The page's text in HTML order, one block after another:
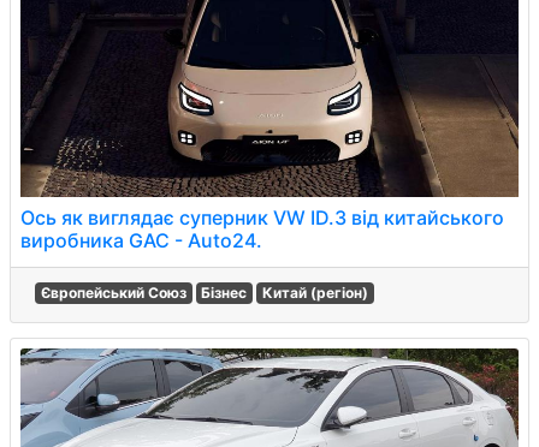
Ось як виглядає суперник VW ID.3 від китайського
виробника GAC - Auto24.
Європейський Союз Бізнес Китай (регіон)